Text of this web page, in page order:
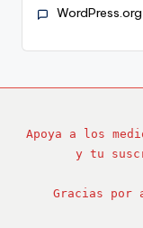
WordPress.org
Apoya a los
y tu
Gracias por